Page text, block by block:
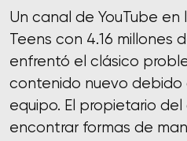
Un canal de YouTube
Teens con 4.16 millones
enfrentó el clásico
contenido nuevo debido
equipo. El propietario
encontrar formas de